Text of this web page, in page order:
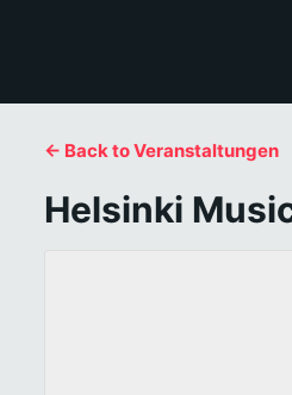
← Back to Veranstaltungen
Helsinki